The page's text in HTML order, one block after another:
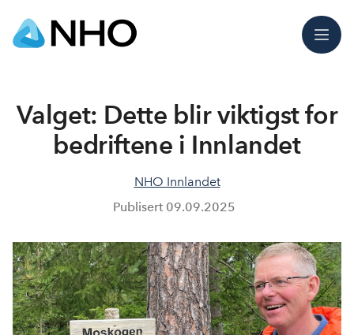
Meny
Valget: Dette blir viktigst for
bedriftene i Innlandet
NHO Innlandet
Publisert 09.09.2025